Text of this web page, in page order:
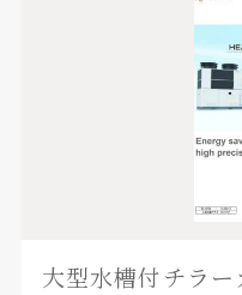
大型水槽付チラ